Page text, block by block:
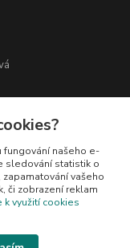
fungování našeho e-
sledování statistik o
vašeho
či zobrazení reklam
k využití cookies